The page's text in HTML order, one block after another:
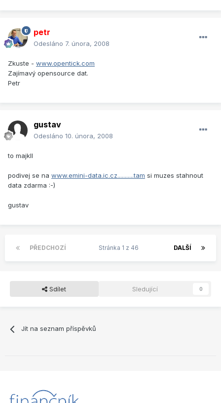
petr
Odesláno 7. února, 2008
Zkuste - www.opentick.com
Zajímavý opensource dat.
Petr
gustav
Odesláno 10. února, 2008
to majkll
podivej se na www.emini-data.ic.cz...........tam si muzes stahnout
data zdarma :-)
gustav
PŘEDCHOZÍ DALŠÍ
Stránka 1 z 46
Sdílet Sledující 0
Jít na seznam příspěvků